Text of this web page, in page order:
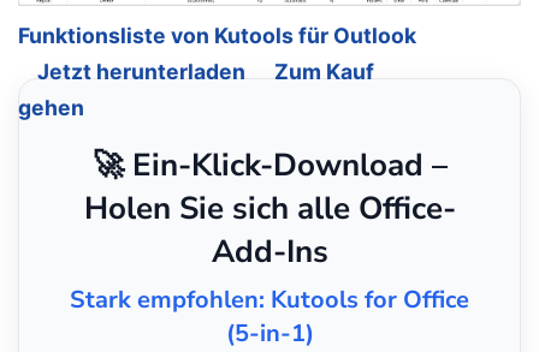
Funktionsliste von Kutools für Outlook
Jetzt herunterladen
Zum Kauf
gehen
🚀 Ein-Klick-Download –
Holen Sie sich alle Office-
Add-Ins
Stark empfohlen: Kutools for Office
(5-in-1)